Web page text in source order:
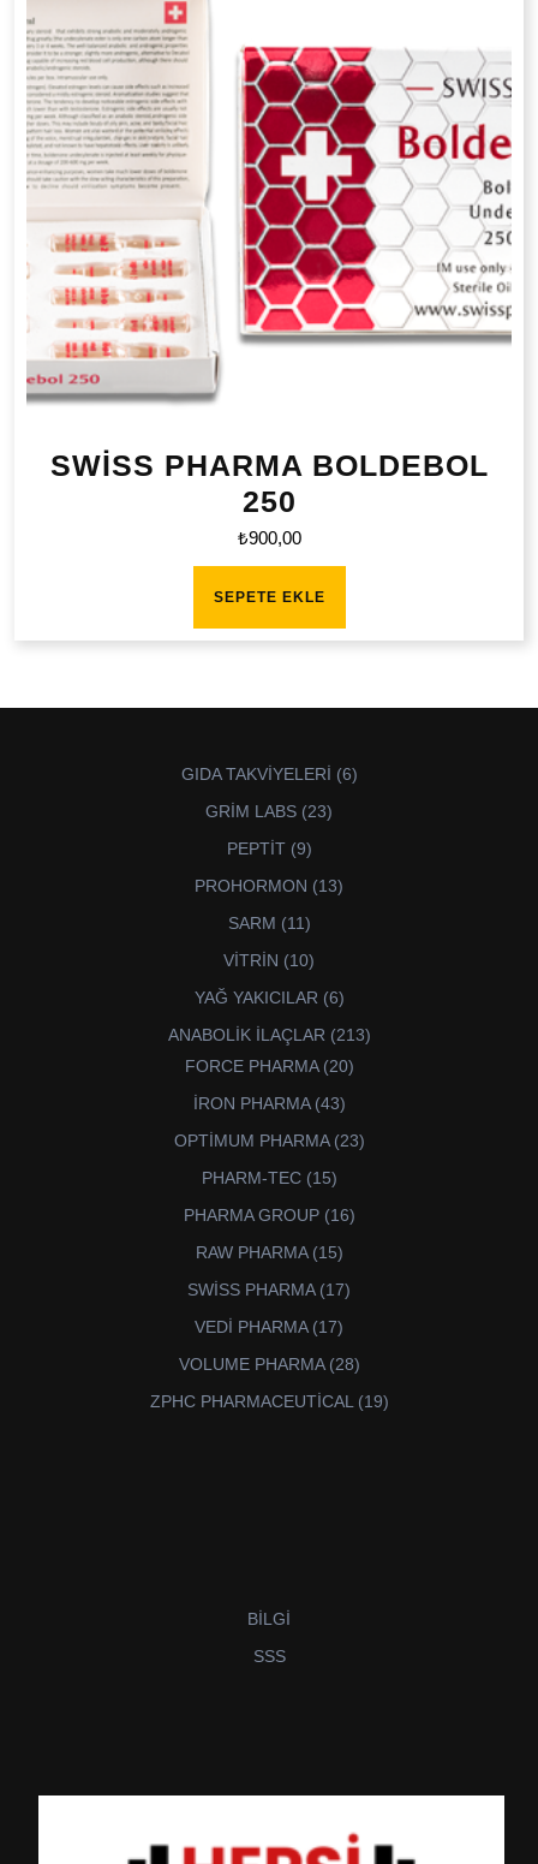
SWİSS PHARMA BOLDEBOL
250
₺900,00
SEPETE EKLE
GIDA TAKVİYELERİ 66
GRİM LABS 2323
PEPTİT 99
PROHORMON 1313
SARM 1111
VİTRİN 1010
YAĞ YAKICILAR 66
ANABOLİK İLAÇLAR 213213
FORCE PHARMA 2020
İRON PHARMA 4343
OPTİMUM PHARMA 2323
PHARM-TEC 1515
PHARMA GROUP 1616
RAW PHARMA 1515
SWİSS PHARMA 1717
VEDİ PHARMA 1717
VOLUME PHARMA 2828
ZPHC PHARMACEUTİCAL 1919
BİLGİ
SSS